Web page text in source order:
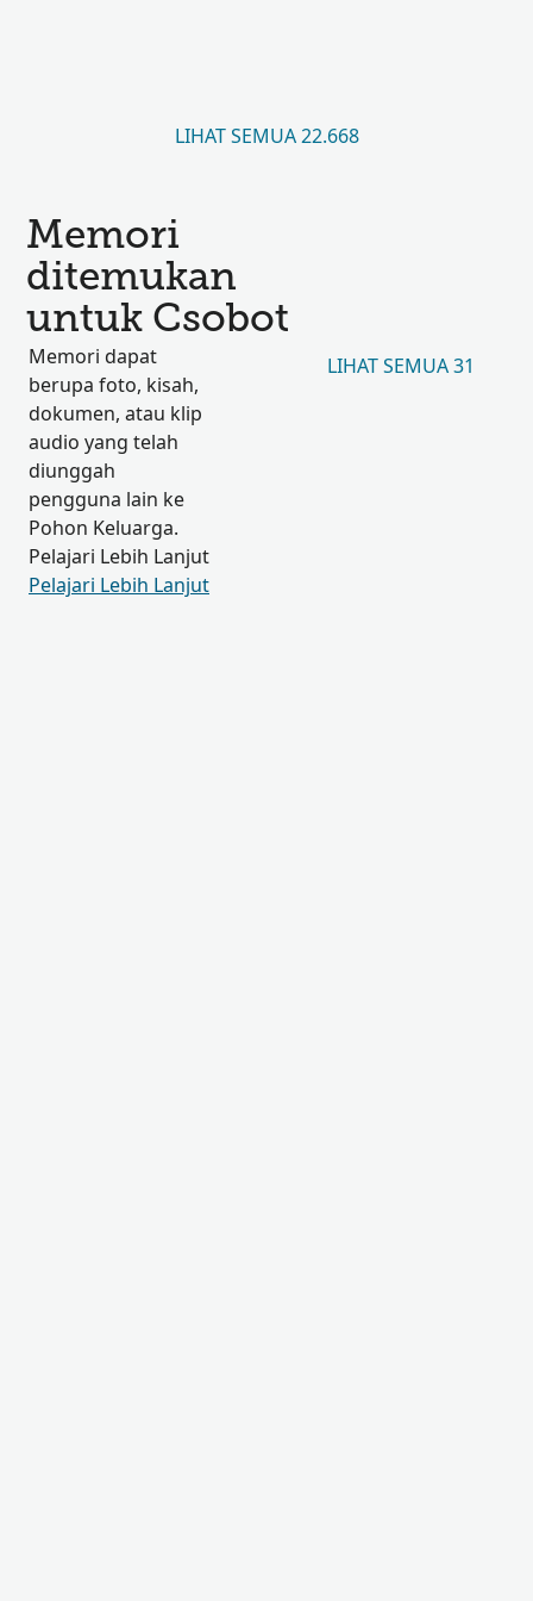
LIHAT SEMUA 22.668
Memori
ditemukan
untuk Csobot
Memori dapat
berupa foto, kisah,
dokumen, atau klip
audio yang telah
diunggah
pengguna lain ke
Pohon Keluarga.
Pelajari Lebih Lanjut
Pelajari Lebih Lanjut
LIHAT SEMUA 31